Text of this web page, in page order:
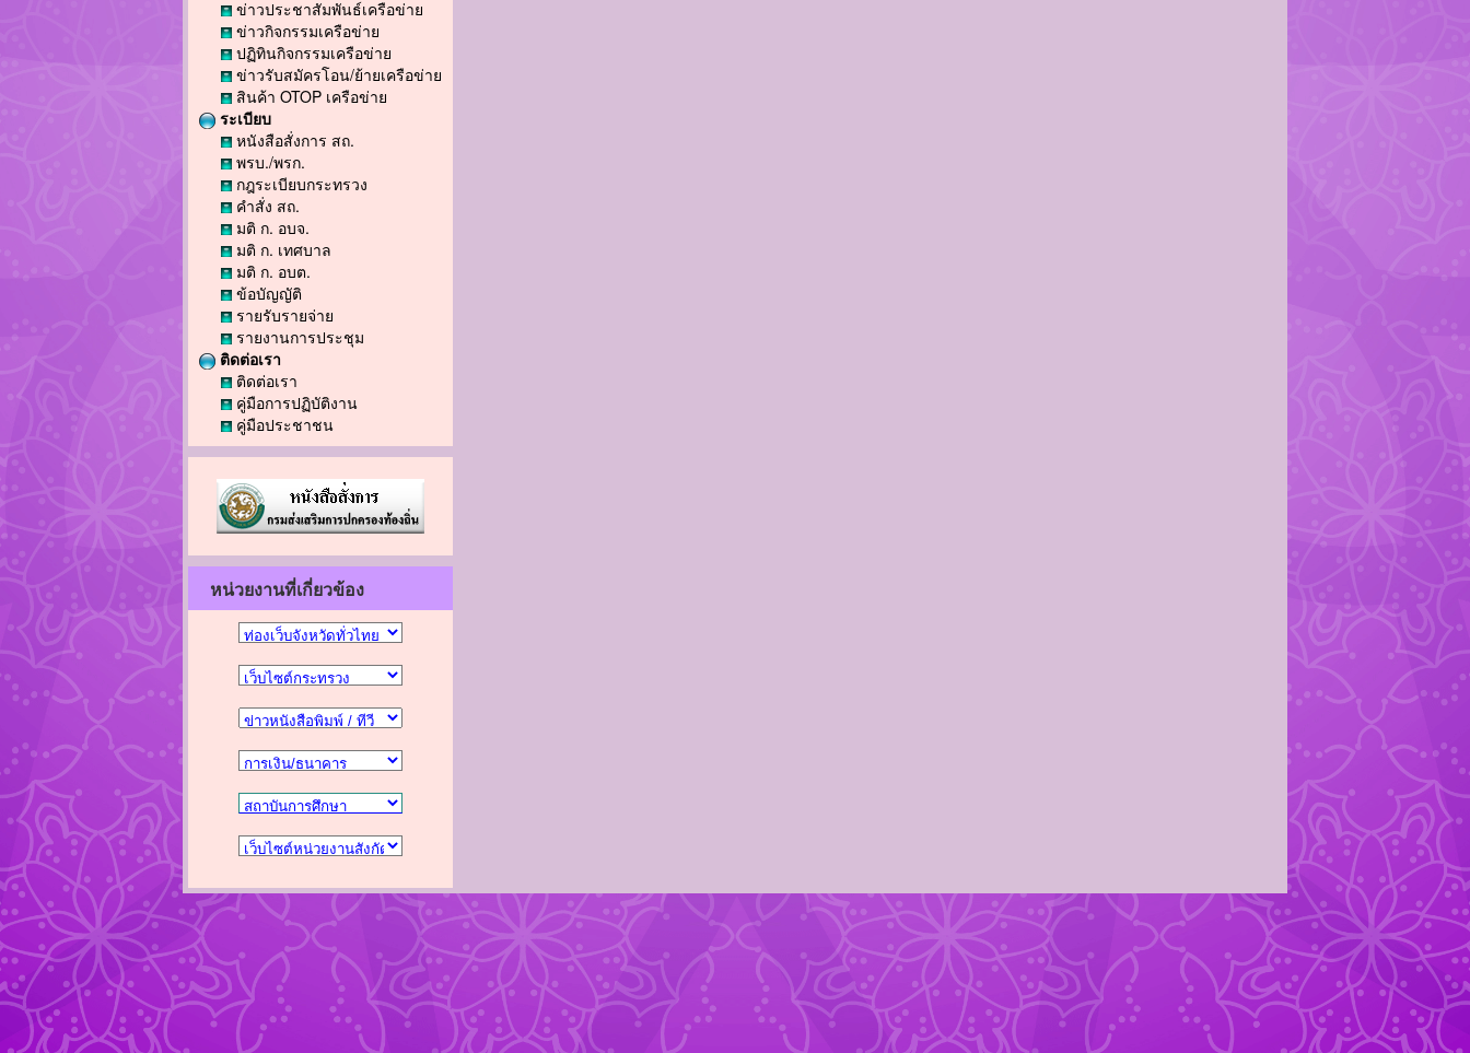
ข่าวประชาสัมพันธ์เครือข่าย
ข่าวกิจกรรมเครือข่าย
ปฏิทินกิจกรรมเครือข่าย
ข่าวรับสมัครโอน/ย้ายเครือข่าย
สินค้า OTOP เครือข่าย
ระเบียบ
หนังสือสั่งการ สถ.
พรบ./พรก.
กฎระเบียบกระทรวง
คำสั่ง สถ.
มติ ก. อบจ.
มติ ก. เทศบาล
มติ ก. อบต.
ข้อบัญญัติ
รายรับรายจ่าย
รายงานการประชุม
ติดต่อเรา
ติดต่อเรา
คู่มือการปฏิบัติงาน
คู่มือประชาชน
หน่วยงานที่เกี่ยวข้อง